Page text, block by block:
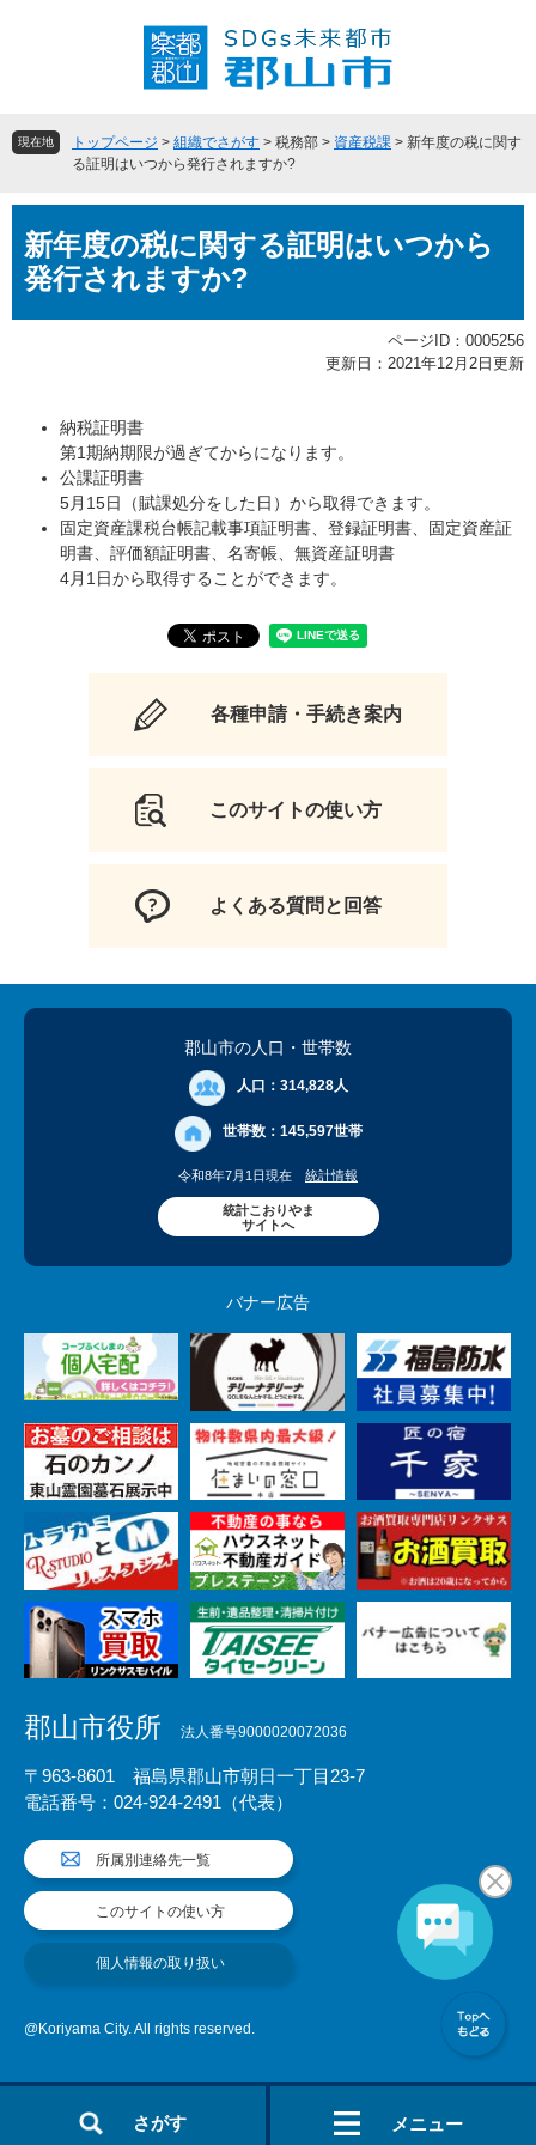
頭
飛
さがす メニュー
現在地 トップページ > 組織でさがす > 税務部 > 資産税課 > 新年度の税に関す
る証明はいつから発行されますか?
文新年度の税に関する証明はいつから
発行されますか?
ページID：0005256
更新日：2021年12月2日更新
納税証明書
第1期納期限が過ぎてからになります。
公課証明書
5月15日（賦課処分をした日）から取得できます。
固定資産課税台帳記載事項証明書、登録証明書、固定資産証
明書、評価額証明書、名寄帳、無資産証明書
4月1日から取得することができます。
各種申請・手続き案内
このサイトの使い方
よくある質問と回答
郡山市の人口 ・世帯数
人口： 314,828人
世帯数： 145,597世帯
令和8年7月1日現在 統計情報
統計こおりやま
サイトへ
バナー広告
郡山市役所 法人番号9000020072036
〒963-8601 福島県郡山市朝日一丁目23-7
電話番号：024-924-2491（代表）
所属別連絡先一覧
このサイトの使い方
個人情報の取り扱い
@Koriyama City. All rights reserved.